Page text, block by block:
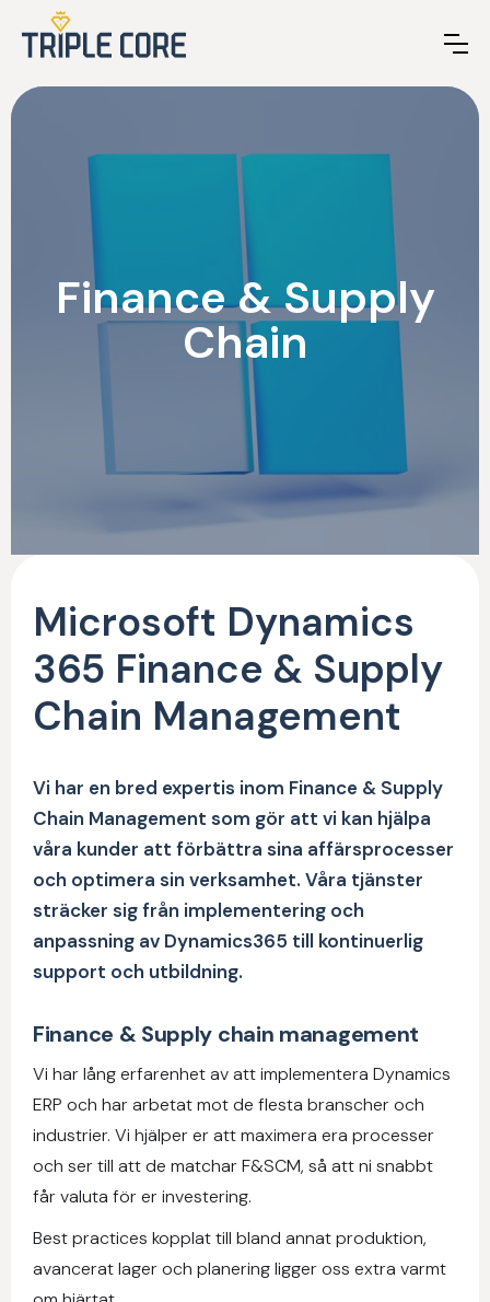
Finance & Supply
Chain
Microsoft Dynamics
365 Finance & Supply
Chain Management
Vi har en bred expertis inom Finance & Supply
Chain Management som gör att vi kan hjälpa
våra kunder att förbättra sina affärsprocesser
och optimera sin verksamhet. Våra tjänster
sträcker sig från implementering och
anpassning av Dynamics365 till kontinuerlig
support och utbildning.
Finance & Supply chain management
Vi har lång erfarenhet av att implementera Dynamics
ERP och har arbetat mot de flesta branscher och
industrier. Vi hjälper er att maximera era processer
och ser till att de matchar F&SCM, så att ni snabbt
får valuta för er investering.
Best practices kopplat till bland annat produktion,
avancerat lager och planering ligger oss extra varmt